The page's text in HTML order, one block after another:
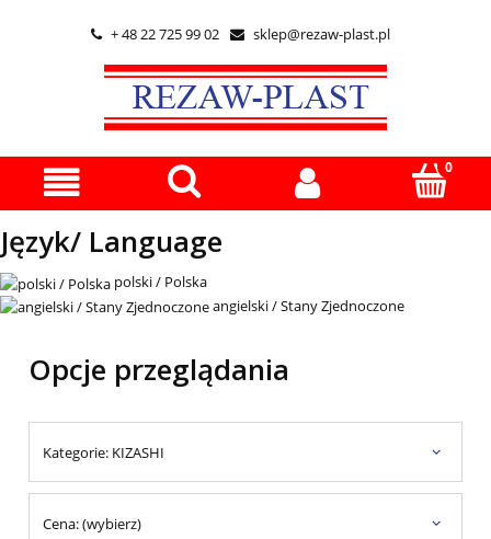
 + 48 22 725 99 02  sklep@rezaw-plast.pl
Język/ Language
polski / Polska
angielski / Stany Zjednoczone
Opcje przeglądania
Kategorie: KIZASHI
Cena: (wybierz)